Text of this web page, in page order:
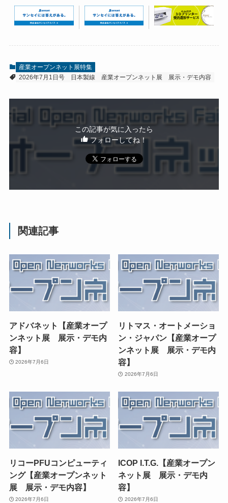
産業オープンネット展特集
2026年7月1日号
日本製線 産業オープンネット展 展示・デモ内容
この記事が気に入ったら
フォローしてね！
関連記事
アドバネット【産業オープ
ンネット展 展示・デモ内
容】
2026年7月6日
リトマス・オートメーショ
ン・ジャパン【産業オープ
ンネット展 展示・デモ内
容】
2026年7月6日
リコーPFUコンピューティ
ング【産業オープンネット
展 展示・デモ内容】
2026年7月6日
ICOP I.T.G.【産業オープン
ネット展 展示・デモ内
容】
2026年7月6日